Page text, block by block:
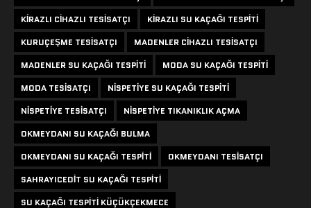
KIRAZLI CIHAZLI TESISATÇI
KIRAZLI SU KAÇAĞI TESPITI
KURUÇEŞME TESISATÇI
MADENLER CIHAZLI TESISATÇI
MADENLER SU KAÇAĞI TESPITI
MODA SU KAÇAĞI TESPITI
MODA TESISATÇI
NISPETIYE SU KAÇAĞI TESPITI
NISPETIYE TESISATÇI
NISPETIYE TIKANIKLIK AÇMA
OKMEYDANI SU KAÇAĞI BULMA
OKMEYDANI SU KAÇAĞI TESPITI
OKMEYDANI TESISATÇI
SAHRAYICEDIT SU KAÇAĞI TESPITI
SU KAÇAĞI TESPITI KÜÇÜKÇEKMECE